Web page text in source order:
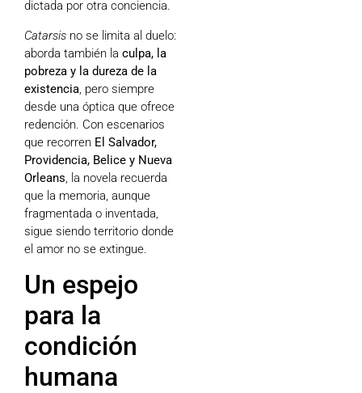
dictada por otra conciencia.
Catarsis no se limita al duelo:
aborda también la culpa, la
pobreza y la dureza de la
existencia , pero siempre
desde una óptica que ofrece
redención. Con escenarios
que recorren El Salvador,
Providencia, Belice y Nueva
Orleans , la novela recuerda
que la memoria, aunque
fragmentada o inventada,
sigue siendo territorio donde
el amor no se extingue.
Un espejo
para la
condición
humana